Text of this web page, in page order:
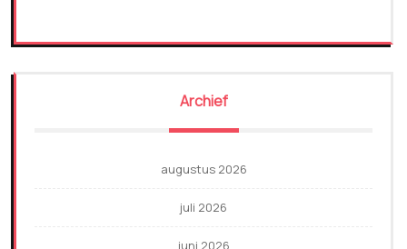
Archief
augustus 2026
juli 2026
juni 2026